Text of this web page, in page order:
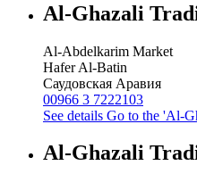
Al-Ghazali
Al-Abdelkarim Market
Hafer Al-Batin
Саудовская Аравия
00966 3 7222103
See details Go to the 'Al-
Al-Ghazali